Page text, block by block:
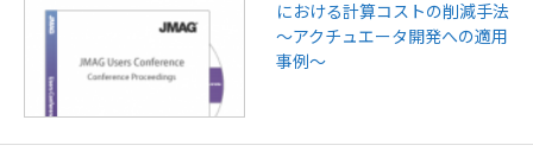
における計算コストの削減手法
～アクチュエータ開発への適用
事例～